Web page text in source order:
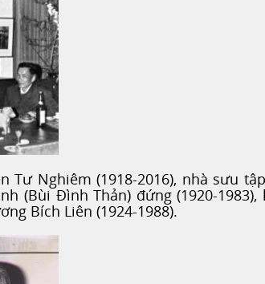
Tư Nghiêm (1918-2016), nhà sưu
(Bùi Đình Thản) đứng (1920-1983),
Bích Liên (1924-1988).